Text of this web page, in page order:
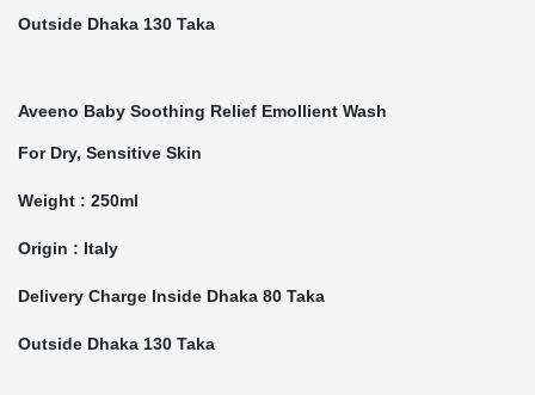
Outside Dhaka 130 Taka
Aveeno Baby Soothing Relief Emollient Wash
For Dry, Sensitive Skin
Weight : 250ml
Origin : Italy
Delivery Charge Inside Dhaka 80 Taka
Outside Dhaka 130 Taka